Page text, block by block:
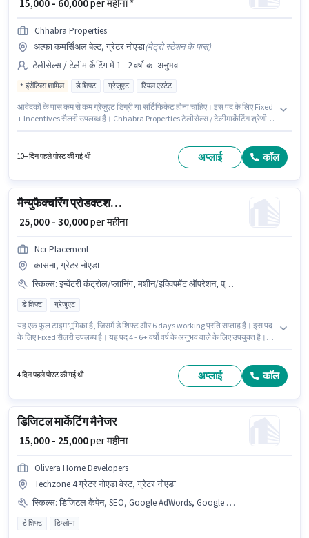
₹ 15,000 - 60,000per महीना *
Chhabra Properties
अल्फा कमर्सिअल बेल्ट, ग्रेटर नोएडा(मेट्रो स्टेशन के पास)
टेलीसेल्स / टेलीमार्केटिंग में 1 - 2 वर्षो का अनुभव
इंसेंटिव्स शामिल डे शिफ्ट ग्रेजुएट रियल एस्टेट
आवेदकों के पास कम से कम ग्रेजुएट डिग्री या सर्टिफिकेट होना चाहिए। इस पद के लिए Fixed
+ Incentives सैलरी उपलब्ध है। Chhabra Properties टेलीसेल्स / टेलीमार्केटिंग श्रेणी में
ग्रेटर नोएडा में स्थित है। यह एक फुल टाइम भूमिका है, जिसमें डे शिफ्ट और 6 days working
10+ दिन पहले पोस्ट की गई थी अप्लाई कॉल
मैन्युफैक्चरिंग प्रोडक्टशन मैनेजर
₹ 25,000 - 30,000per महीना
Ncr Placement
कासना, ग्रेटर नोएडा
स्किल्स: इन्वेंटरी कंट्रोल/प्लानिंग, मशीन/इक्विपमेंट ऑपरेशन, प्रोडक्शन शेड्यूलिंग, मशीन/इक्विपमेंट मैंटेनेंस
डे शिफ्ट ग्रेजुएट
यह एक फुल टाइम भूमिका है, जिसमें डे शिफ्ट और 6 days working प्रति सप्ताह है। इस पद
के लिए Fixed सैलरी उपलब्ध है। यह पद 4 - 6+ वर्षो वर्ष के अनुभव वाले के लिए उपयुक्त है।
होना अनिवार्य है। आवेदकों के पास कम से कम ग्रेजुएट डिग्री या सर्टिफिकेट होना चाहिए। यह
4 दिन पहले पोस्ट की गई थी अप्लाई कॉल
डिजिटल मार्केटिंग मैनेजर
₹ 15,000 - 25,000per महीना
Olivera Home Developers
Techzone 4 ग्रेटर नोएडा वेस्ट, ग्रेटर नोएडा
स्किल्स: डिजिटल कैंपेन, SEO, Google AdWords, Google Analytics, सोशल मीडिया
डे शिफ्ट डिप्लोमा